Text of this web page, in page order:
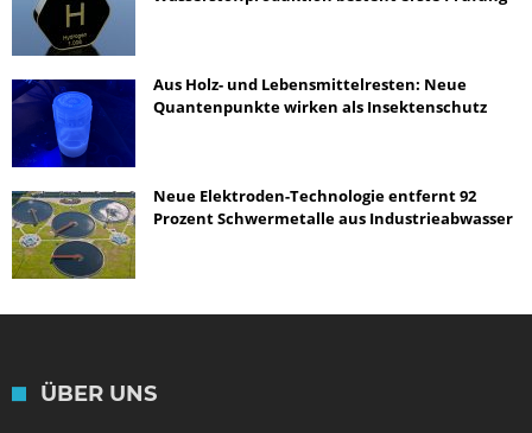
Aus Holz- und Lebensmittelresten: Neue
Quantenpunkte wirken als Insektenschutz
Neue Elektroden-Technologie entfernt 92
Prozent Schwermetalle aus Industrieabwasser
ÜBER UNS